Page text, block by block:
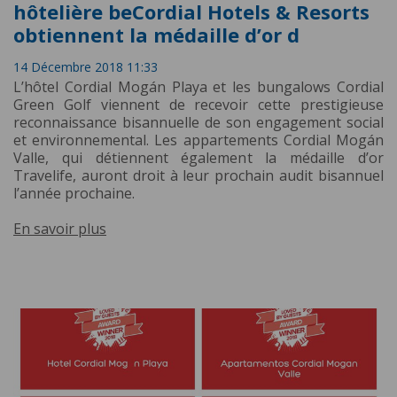
hôtelière beCordial Hotels & Resorts
obtiennent la médaille d’or d
14 Décembre 2018 11:33
L’hôtel Cordial Mogán Playa et les bungalows Cordial
Green Golf viennent de recevoir cette prestigieuse
reconnaissance bisannuelle de son engagement social
et environnemental. Les appartements Cordial Mogán
Valle, qui détiennent également la médaille d’or
Travelife, auront droit à leur prochain audit bisannuel
l’année prochaine.
En savoir plus